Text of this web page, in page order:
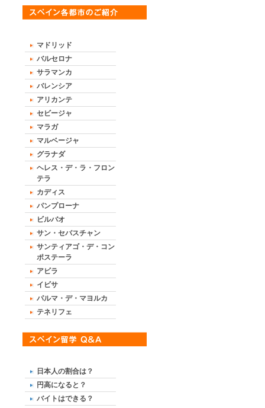
マドリッド
バルセロナ
サラマンカ
バレンシア
アリカンテ
セビージャ
マラガ
マルベージャ
グラナダ
ヘレス・デ・ラ・フロン
テラ
カディス
パンプローナ
ビルバオ
サン・セバスチャン
サンティアゴ・デ・コン
ポステーラ
アビラ
イビサ
パルマ・デ・マヨルカ
テネリフェ
日本人の割合は？
円高になると？
バイトはできる？